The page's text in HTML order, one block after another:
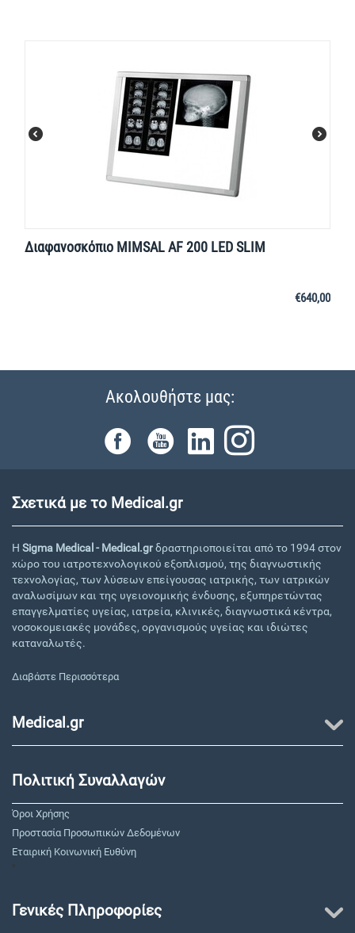
Διαφανοσκόπιο MIMSAL AF 200 LED SLIM
€640,00
Ακολουθήστε μας:
Σχετικά με το Medical.gr
Η Sigma Medical - Medical.grδραστηριοποιείται από το 1994 στον
χώρο του ιατροτεχνολογικού εξοπλισμού, της διαγνωστικής
τεχνολογίας, των λύσεων επείγουσας ιατρικής, των ιατρικών
αναλωσίμων και της υγειονομικής ένδυσης, εξυπηρετώντας
επαγγελματίες υγείας, ιατρεία, κλινικές, διαγνωστικά κέντρα,
νοσοκομειακές μονάδες, οργανισμούς υγείας και ιδιώτες
καταναλωτές.
Διαβάστε Περισσότερα
Medical.gr
Πολιτική Συναλλαγών
Όροι Χρήσης
Προστασία Προσωπικών Δεδομένων
Εταιρική Κοινωνική Ευθύνη
"
Γενικές Πληροφορίες